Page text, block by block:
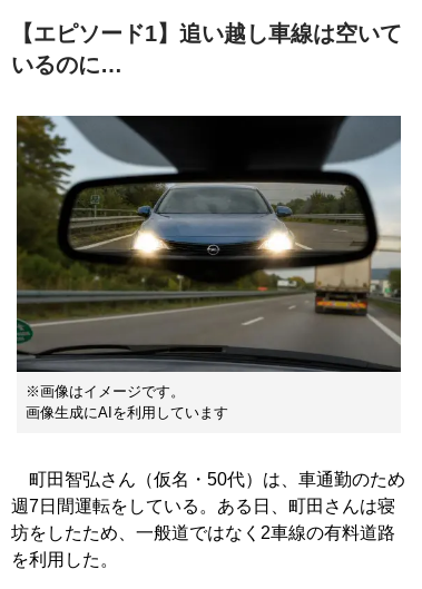
【エピソード1】追い越し車線は空いて
いるのに…
※画像はイメージです。
画像生成にAIを利用しています
町田智弘さん（仮名・50代）は、車通勤のため
週7日間運転をしている。ある日、町田さんは寝
坊をしたため、一般道ではなく2車線の有料道路
を利用した。